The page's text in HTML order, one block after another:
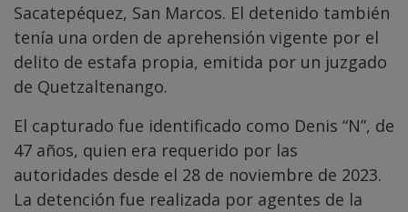
Sacatepéquez, San Marcos. El detenido también
tenía una orden de aprehensión vigente por el
delito de estafa propia, emitida por un juzgado
de Quetzaltenango.
El capturado fue identificado como Denis “N”, de
47 años, quien era requerido por las
autoridades desde el 28 de noviembre de 2023.
La detención fue realizada por agentes de la